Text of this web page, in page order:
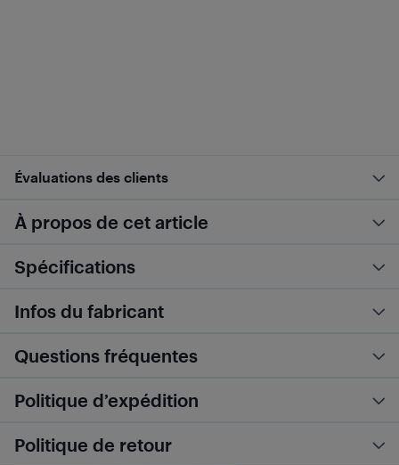
Évaluations des clients
À propos de cet article
Spécifications
Infos du fabricant
Questions fréquentes
Politique d’expédition
Politique de retour